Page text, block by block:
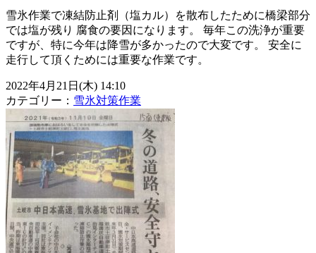
雪氷作業で凍結防止剤（塩カル）を散布したために橋梁部分
では塩が残り 腐食の要因になります。 毎年この洗浄が重要
ですが、特に今年は降雪が多かったので大変です。 安全に
走行して頂くためには重要な作業です。
2022年4月21日(木) 14:10
カテゴリー： 雪氷対策作業